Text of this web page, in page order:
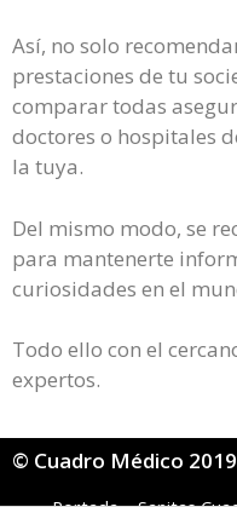
Así, no solo
prestaciones de tu
comparar todas
doctores o hospitales
la tuya.
Del mismo modo, se
para mantenerte
curiosidades en el
Todo ello con el
expertos.
© Cuadro Médico 2019